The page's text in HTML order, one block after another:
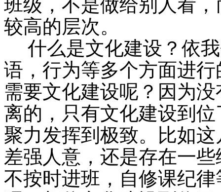
班级，不是做给别人看
较高的层次。
什么是文化建设？依
语，行为等多个方面进
需要文化建设呢？因为
离的，只有文化建设到
聚力发挥到极致。比如
差强人意，还是存在一
不按时进班，自修课纪